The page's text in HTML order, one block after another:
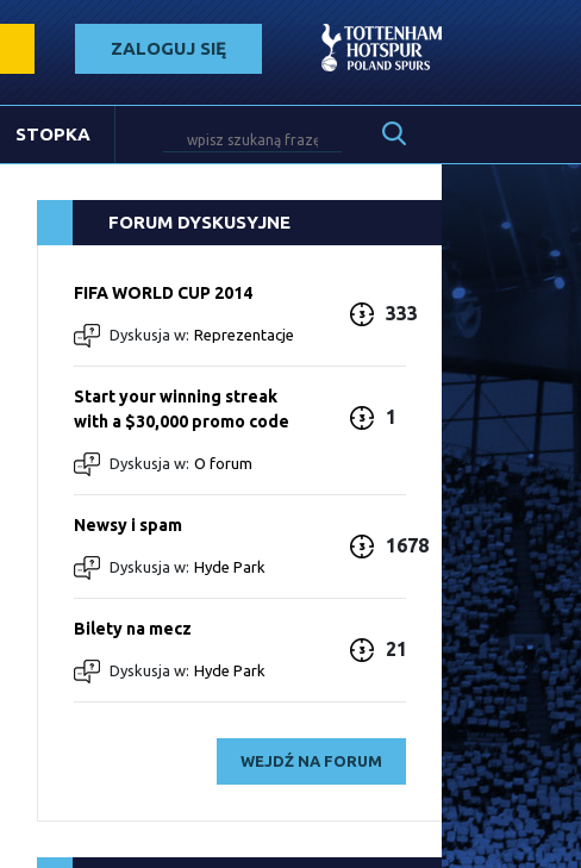
ZALOGUJ SIĘ
STOPKA
FORUM DYSKUSYJNE
FIFA WORLD CUP 2014
Dyskusja w: Reprezentacje
333
Start your winning streak
with a $30,000 promo code
Dyskusja w: O forum
1
Newsy i spam
Dyskusja w: Hyde Park
1678
Bilety na mecz
Dyskusja w: Hyde Park
21
WEJDŹ NA FORUM